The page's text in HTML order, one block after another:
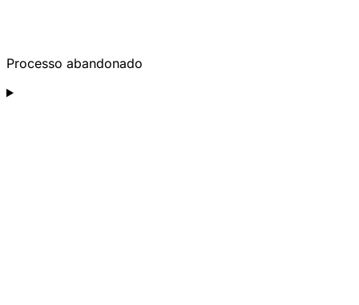
Processo abandonado